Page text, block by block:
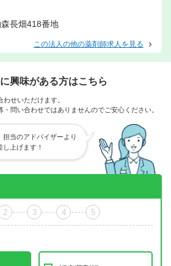
長畑418番地
この法人の他の薬剤師求人を見る
興味がある方はこちら
せいただけます。
問い合わせではありませんのでご安心ください。
担当のアドバイザーより
上げます！
2 3 4 5